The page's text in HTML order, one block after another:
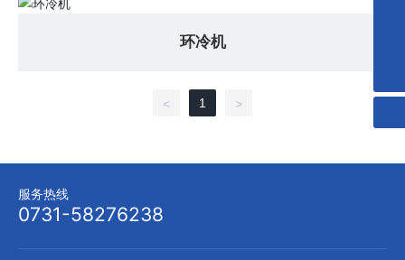
环冷机
< 1 >
服务热线
0731-58276238